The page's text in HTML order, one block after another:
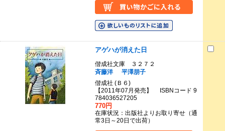
アゲハが消えた日
偕成社文庫 ３２７２
斉藤洋
平澤朋子
偕成社 (Ｂ６)
【2011年07月発売】 ISBNコード 9
784036527205
770円
在庫状況：出版社よりお取り寄せ（通
常3日～20日で出荷）